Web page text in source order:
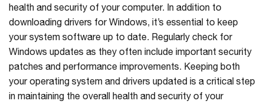
health and security of your computer. In addition to
downloading drivers for Windows, it’s essential to keep
your system software up to date. Regularly check for
Windows updates as they often include important security
patches and performance improvements. Keeping both
your operating system and drivers updated is a critical step
in maintaining the overall health and security of your